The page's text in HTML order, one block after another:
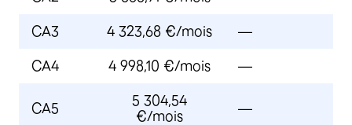
CA3 4 323,68 €/mois —
CA4 4 998,10 €/mois —
CA5
5 304,54
€/mois
—